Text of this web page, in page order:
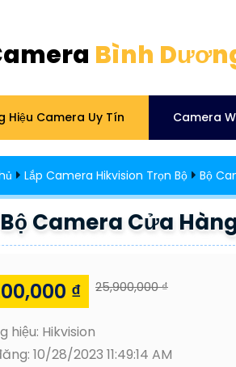
Bình
Hiệu Camera Uy Tín Camera
Lắp Camera Hikvision Trọn Bộ Bộ
Camera Cửa
₫ 25,900,000 ₫
hiệu: Hikvision
10/28/2023 11:49:14 AM